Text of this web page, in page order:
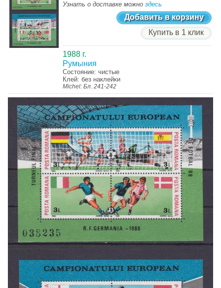
Узнать о доставке можно здесь
Добавить в корзину
Купить в 1 клик
1988 г.
Румыния
Состояние: чистые
Клей: без наклейки
Michel: Бл. 241-242